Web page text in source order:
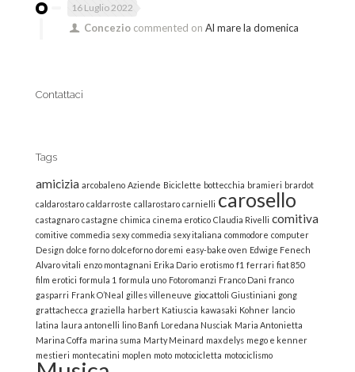
16 Luglio 2022
Concezio commented onAl mare la domenica
Contattaci
Tags
amicizia arcobaleno Aziende Biciclette bottecchia bramieri brardot
caldarostaro caldarroste callarostaro carnielli carosello
castagnaro castagne chimica cinema erotico Claudia Rivelli comitiva
comitive commedia sexy commedia sexy italiana commodore computer
Design dolce forno dolceforno doremi easy-bake oven Edwige Fenech
Alvaro vitali enzo montagnani Erika Dario erotismo f1 ferrari fiat 850
film erotici formula 1 formula uno Fotoromanzi Franco Dani franco
gasparri Frank O’Neal gilles villeneuve giocattoli Giustiniani gong
grattachecca graziella harbert Katiuscia kawasaki Kohner lancio
latina laura antonelli lino Banfi Loredana Nusciak Maria Antonietta
Marina Coffa marina suma Marty Meinard max delys mego e kenner
mestieri montecatini moplen moto motocicletta motociclismo